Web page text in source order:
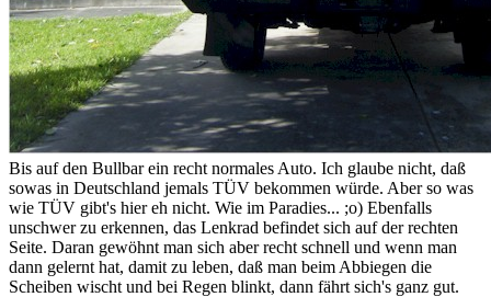
Bis auf den Bullbar ein recht normales Auto. Ich glaube nicht, daß
sowas in Deutschland jemals TÜV bekommen würde. Aber so was
wie TÜV gibt's hier eh nicht. Wie im Paradies... ;o) Ebenfalls
unschwer zu erkennen, das Lenkrad befindet sich auf der rechten
Seite. Daran gewöhnt man sich aber recht schnell und wenn man
dann gelernt hat, damit zu leben, daß man beim Abbiegen die
Scheiben wischt und bei Regen blinkt, dann fährt sich's ganz gut.